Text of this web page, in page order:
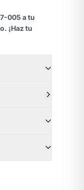
005 a tu
¡Haz tu